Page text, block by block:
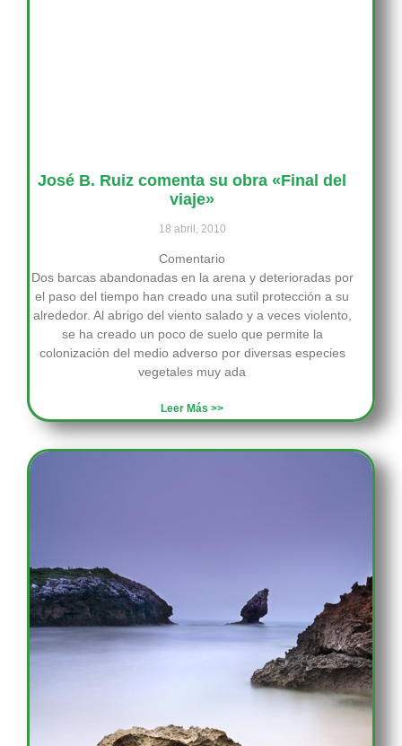
José B. Ruiz comenta su obra «Final del
viaje»
18 abril, 2010
Comentario
Dos barcas abandonadas en la arena y deterioradas por
el paso del tiempo han creado una sutil protección a su
alrededor. Al abrigo del viento salado y a veces violento,
se ha creado un poco de suelo que permite la
colonización del medio adverso por diversas especies
vegetales muy ada
Leer Más >>